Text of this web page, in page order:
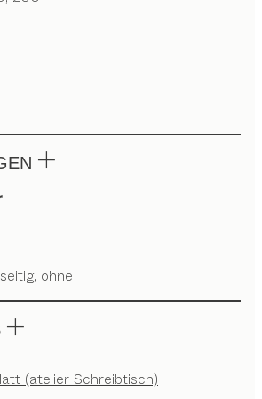
ohne
(atelier Schreibtisch)